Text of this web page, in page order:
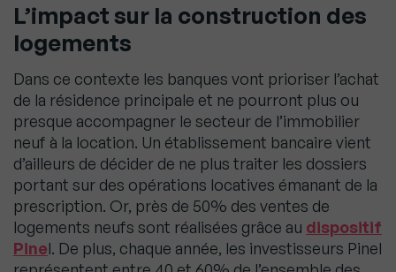
L’impact sur la construction des
logements
Dans ce contexte les banques vont prioriser l’achat
de la résidence principale et ne pourront plus ou
presque accompagner le secteur de l’immobilier
neuf à la location. Un établissement bancaire vient
d’ailleurs de décider de ne plus traiter les dossiers
portant sur des opérations locatives émanant de la
prescription. Or, près de 50% des ventes de
logements neufs sont réalisées grâce au dispositif
Pinel. De plus, chaque année, les investisseurs Pinel